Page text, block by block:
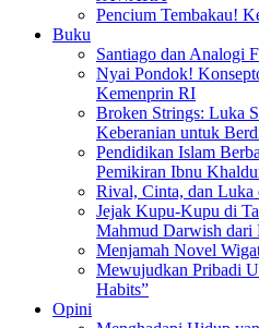
Pencium Tembakau!
Buku
Santiago dan Analogi
Nyai Pondok!
Kemenprin RI
Broken Strings: Luka
Keberanian untuk
Pendidikan Islam
Pemikiran Ibnu
Rival, Cinta, dan
Jejak Kupu-Kupu di
Mahmud Darwish dari
Menjamah Novel
Mewujudkan Pribadi
Habits”
Opini